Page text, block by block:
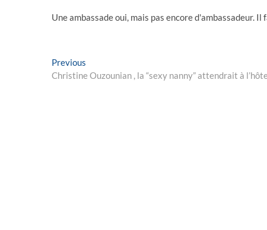
Une ambassade oui, mais pas encore d'ambassadeur.
Post
navigation
Previous
post:
Christine Ouzounian , la “sexy nanny” attendrait à